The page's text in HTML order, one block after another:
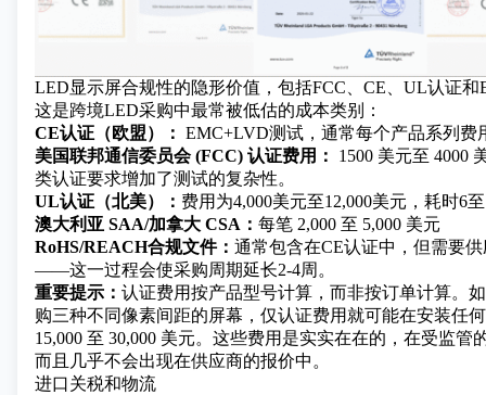
LED显示屏合规性的隐形价值，包括FCC、CE、UL认证和
这是跨境LED采购中最常被低估的成本类别：
CE认证（欧盟）： EMC+LVD测试，通常每个产品系列费
美国联邦通信委员会 (FCC) 认证费用：
1500 美元至 4000
类认证要求增加了测试的复杂性。
UL认证（北美）： 费用为4,000美元至12,000美元，耗时6
澳大利亚 SAA/加拿大 CSA： 每笔 2,000 至 5,000 美元
RoHS/REACH合规文件： 通常包含在CE认证中，但需要
——这一过程会使采购周期延长2-4周。
重要提示： 认证费用按产品型号计算，而非按订单计算。
购三种不同像素间距的屏幕，仅认证费用就可能在安装任
15,000 至 30,000 美元。这些费用是实实在在的，在受监管
而且几乎不会出现在供应商的报价中。
进口关税和物流